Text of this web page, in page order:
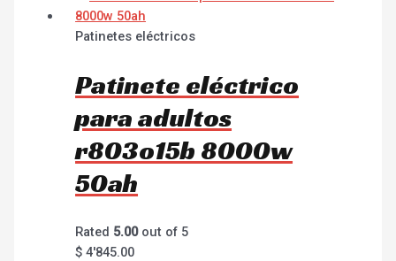
Patinetes eléctricos
Patinete eléctrico
para adultos
r803o15b 8000w
50ah
Rated 5.00out of 5
$ 4'845.00